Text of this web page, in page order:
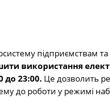
підприємствам
використання
до 23:00. Це дозволить
до роботи у режимі